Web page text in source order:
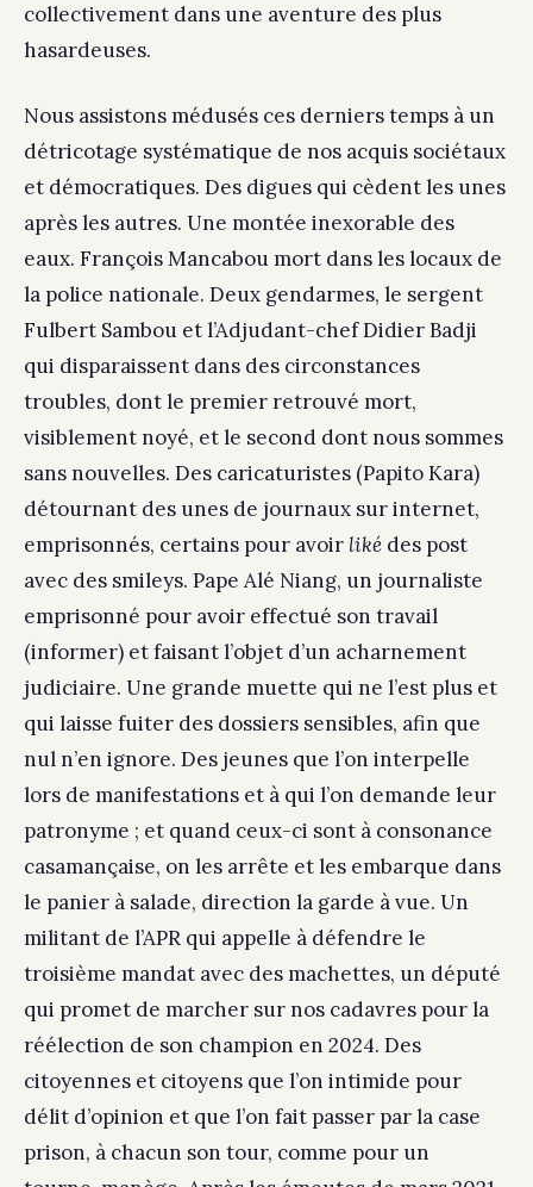
collectivement dans une aventure des plus
hasardeuses.
Nous assistons médusés ces derniers temps à un
détricotage systématique de nos acquis sociétaux
et démocratiques. Des digues qui cèdent les unes
après les autres. Une montée inexorable des
eaux. François Mancabou mort dans les locaux de
la police nationale. Deux gendarmes, le sergent
Fulbert Sambou et l’Adjudant-chef Didier Badji
qui disparaissent dans des circonstances
troubles, dont le premier retrouvé mort,
visiblement noyé, et le second dont nous sommes
sans nouvelles. Des caricaturistes (Papito Kara)
détournant des unes de journaux sur internet,
emprisonnés, certains pour avoir liké des post
avec des smileys. Pape Alé Niang, un journaliste
emprisonné pour avoir effectué son travail
(informer) et faisant l’objet d’un acharnement
judiciaire. Une grande muette qui ne l’est plus et
qui laisse fuiter des dossiers sensibles, afin que
nul n’en ignore. Des jeunes que l’on interpelle
lors de manifestations et à qui l’on demande leur
patronyme ; et quand ceux-ci sont à consonance
casamançaise, on les arrête et les embarque dans
le panier à salade, direction la garde à vue. Un
militant de l’APR qui appelle à défendre le
troisième mandat avec des machettes, un député
qui promet de marcher sur nos cadavres pour la
réélection de son champion en 2024. Des
citoyennes et citoyens que l’on intimide pour
délit d’opinion et que l’on fait passer par la case
prison, à chacun son tour, comme pour un